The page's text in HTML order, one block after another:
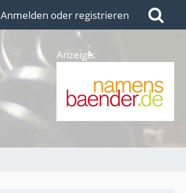
Anmelden oder registrieren
Anzeige: